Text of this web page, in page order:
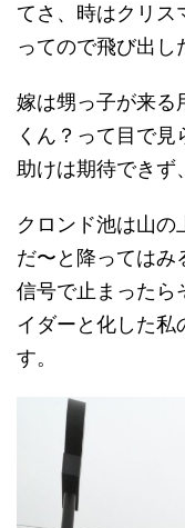
てさ、時はクリ
ってので飛び出し
嫁は甥っ子が来る
くん？って目で見
助けは期待できず
クロンド池は山の
だ〜と降ってはみ
信号で止まったら
イダーと化した私
す。